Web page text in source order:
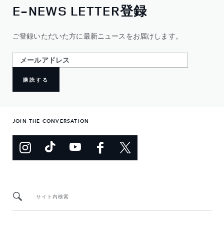
E-NEWS LETTER登録
ご登録いただいた方に最新ニュースをお届けします。
購読する
JOIN THE CONVERSATION
サイト内検索